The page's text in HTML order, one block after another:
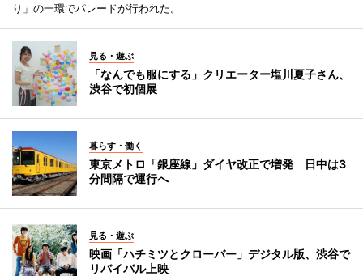
り」の一環でパレードが行われた。
見る・遊ぶ
「なんでも服にする」クリエーター塩川夏子さん、
渋谷で初個展
暮らす・働く
東京メトロ「銀座線」ダイヤ改正で増発 日中は3
分間隔で運行へ
見る・遊ぶ
映画「ハチミツとクローバー」デジタル版、渋谷で
リバイバル上映